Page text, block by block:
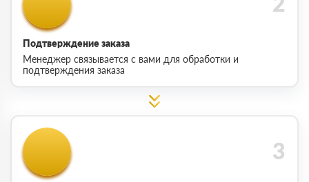
Подтверждение заказа
Менеджер связывается с вами для обработки и
подтверждения заказа